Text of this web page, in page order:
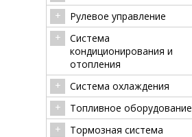
Рулевое управление
Система
кондиционирования и
отопления
Система охлаждения
Топливное оборудование
Тормозная система